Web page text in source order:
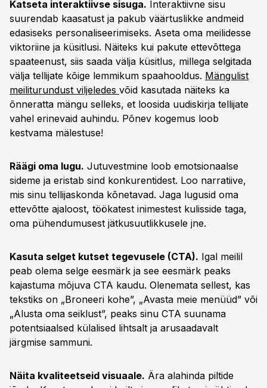
Katseta interaktiivse sisuga. Interaktiivne sisu
suurendab kaasatust ja pakub väärtuslikke andmeid
edasiseks personaliseerimiseks. Aseta oma meilidesse
viktoriine ja küsitlusi. Näiteks kui pakute ettevõttega
spaateenust, siis saada välja küsitlus, millega selgitada
välja tellijate kõige lemmikum spaahooldus. Mängulist
meiliturundust viljeledes võid kasutada näiteks ka
õnneratta mängu selleks, et loosida uudiskirja tellijate
vahel erinevaid auhindu. Põnev kogemus loob
kestvama mälestuse!
Räägi oma lugu. Jutuvestmine loob emotsionaalse
sideme ja eristab sind konkurentidest. Loo narratiive,
mis sinu tellijaskonda kõnetavad. Jaga lugusid oma
ettevõtte ajaloost, töökatest inimestest kulisside taga,
oma pühendumusest jätkusuutlikkusele jne.
Kasuta selget kutset tegevusele (CTA). Igal meilil
peab olema selge eesmärk ja see eesmärk peaks
kajastuma mõjuva CTA kaudu. Olenemata sellest, kas
tekstiks on „Broneeri kohe”, „Avasta meie menüüd” või
„Alusta oma seiklust”, peaks sinu CTA suunama
potentsiaalsed külalised lihtsalt ja arusaadavalt
järgmise sammuni.
Näita kvaliteetseid visuaale. Ära alahinda piltide